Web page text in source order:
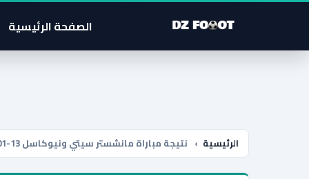
الصفحة الرئيسية
الرئيسية › نتيجة مباراة مانشستر سيتي ونيوكاسل 13-01-2024 في الدوري الإنجليزي